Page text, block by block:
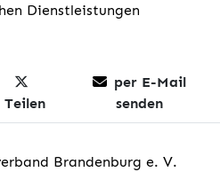
Dienstleistungen
Teilen
per E-Mail
senden
Brandenburg e. V.